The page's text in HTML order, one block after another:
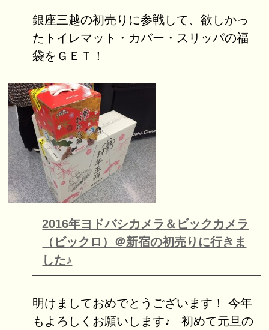
銀座三越の初売りに参戦して、欲しかっ
たトイレマット・カバー・スリッパの福
袋をＧＥＴ！
2016年ヨドバシカメラ＆ビックカメラ
（ビックロ）＠新宿の初売りに行きま
した♪
明けましておめでとうございます！ 今年
もよろしくお願いします♪ 初めて元旦の